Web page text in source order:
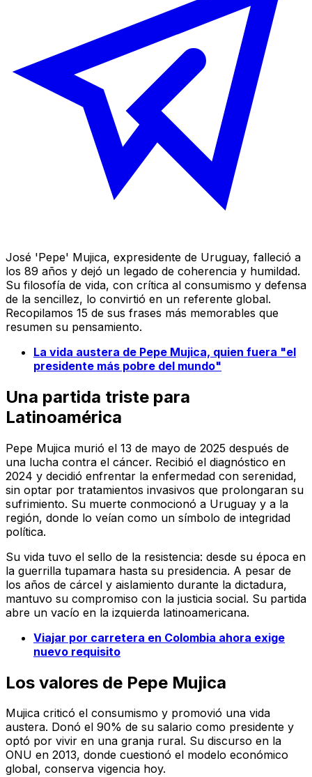
José 'Pepe' Mujica, expresidente de Uruguay, falleció a
los 89 años y dejó un legado de coherencia y humildad.
Su filosofía de vida, con crítica al consumismo y defensa
de la sencillez, lo convirtió en un referente global.
Recopilamos 15 de sus frases más memorables que
resumen su pensamiento.
La vida austera de Pepe Mujica, quien fuera "el
presidente más pobre del mundo"
Una partida triste para
Latinoamérica
Pepe Mujica murió el 13 de mayo de 2025 después de
una lucha contra el cáncer. Recibió el diagnóstico en
2024 y decidió enfrentar la enfermedad con serenidad,
sin optar por tratamientos invasivos que prolongaran su
sufrimiento. Su muerte conmocionó a Uruguay y a la
región, donde lo veían como un símbolo de integridad
política.
Su vida tuvo el sello de la resistencia: desde su época en
la guerrilla tupamara hasta su presidencia. A pesar de
los años de cárcel y aislamiento durante la dictadura,
mantuvo su compromiso con la justicia social. Su partida
abre un vacío en la izquierda latinoamericana.
Viajar por carretera en Colombia ahora exige
nuevo requisito
Los valores de Pepe Mujica
Mujica criticó el consumismo y promovió una vida
austera. Donó el 90% de su salario como presidente y
optó por vivir en una granja rural. Su discurso en la
ONU en 2013, donde cuestionó el modelo económico
global, conserva vigencia hoy.